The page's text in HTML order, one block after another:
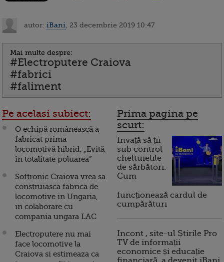
autor: iBani , 23 decembrie 2019 10:47
Mai multe despre:
#Electroputere Craiova
#fabrici
#faliment
Pe acelasi subiect:
O echipă românească a
fabricat prima
locomotivă hibrid: „Evită
în totalitate poluarea”
Softronic Craiova vrea sa
construiasca fabrica de
locomotive in Ungaria,
in colaborare cu
compania ungara LAC
Electroputere nu mai
face locomotive la
Craiova si estimeaza ca
Prima pagina pe
scurt:
Invață să ții
sub control
cheltuielile
de sărbători.
Cum
funcționează cardul de
cumpărături
Incont , site-ul Știrile Pro
TV de informații
economice și educație